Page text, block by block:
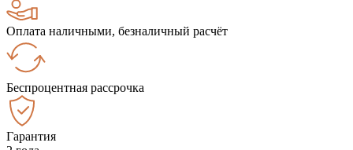
Оплата наличными, безналичный расчёт
Беспроцентная рассрочка
Гарантия